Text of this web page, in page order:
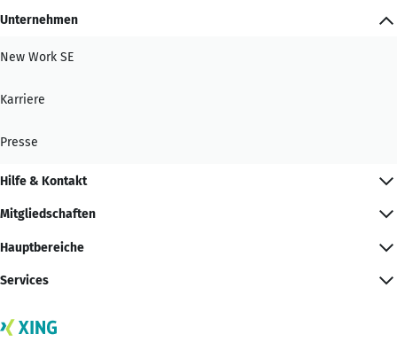
Unternehmen
New Work SE
Karriere
Presse
Hilfe & Kontakt
Mitgliedschaften
Hauptbereiche
Services